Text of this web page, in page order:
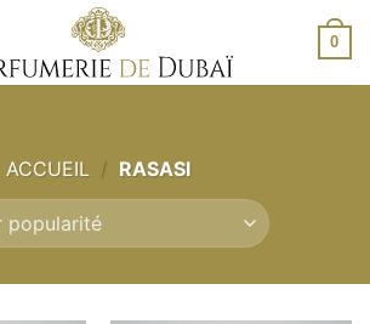
0
ACCUEIL / RASASI